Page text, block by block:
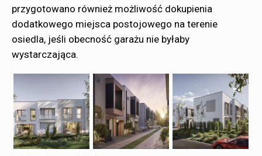
przygotowano również możliwość dokupienia
dodatkowego miejsca postojowego na terenie
osiedla, jeśli obecność garażu nie byłaby
wystarczająca.